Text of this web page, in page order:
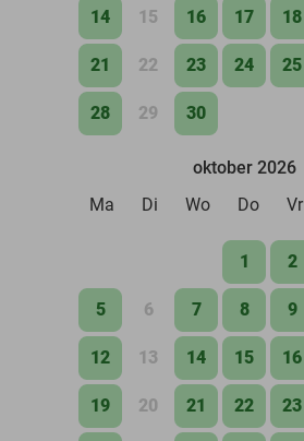
14 15 16 17 18
21 22 23 24 25
28 29 30
oktober 2026
Ma
Di Wo Do Vr
1 2
5 6 7 8 9
12 13 14 15 16
19 20 21 22 23